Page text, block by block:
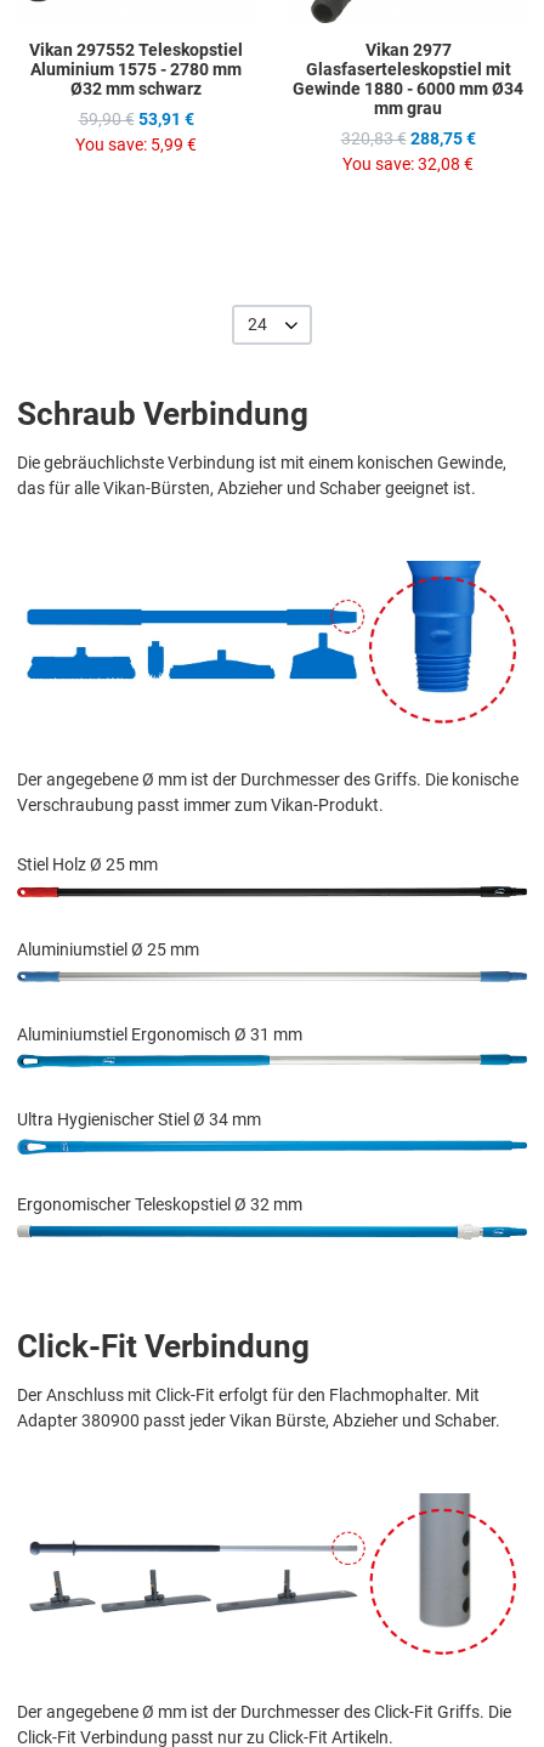
Vikan 297552 Teleskopstiel
Aluminium 1575 - 2780 mm
Ø32 mm schwarz
59,90 € 53,91 €
You save: 5,99 €
Vikan 2977
Glasfaserteleskopstiel mit
Gewinde 1880 - 6000 mm Ø34
mm grau
320,83 € 288,75 €
You save:32,08 €
24
Schraub Verbindung
Die gebräuchlichste Verbindung ist mit einem konischen Gewinde,
das für alle Vikan-Bürsten, Abzieher und Schaber geeignet ist.
Der angegebene Ø mm ist der Durchmesser des Griffs. Die konische
Verschraubung passt immer zum Vikan-Produkt.
Stiel Holz Ø 25 mm
Aluminiumstiel Ø 25 mm
Aluminiumstiel Ergonomisch Ø 31 mm
Ultra Hygienischer Stiel Ø 34 mm
Ergonomischer Teleskopstiel Ø 32 mm
Click-Fit Verbindung
Der Anschluss mit Click-Fit erfolgt für den Flachmophalter. Mit
Adapter 380900 passt jeder Vikan Bürste, Abzieher und Schaber.
Der angegebene Ø mm ist der Durchmesser des Click-Fit Griffs. Die
Click-Fit Verbindung passt nur zu Click-Fit Artikeln.